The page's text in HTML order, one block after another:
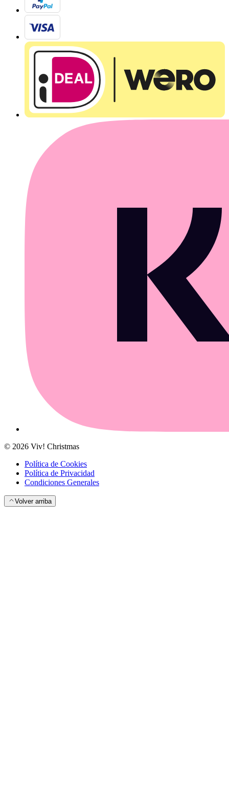
© 2026 Viv! Christmas
Política de Cookies
Política de Privacidad
Condiciones Generales
Volver arriba